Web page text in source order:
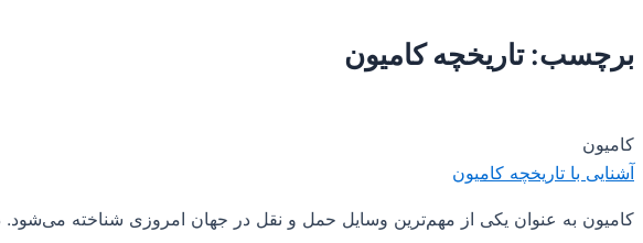
برچسب: تاریخچه کامیون
کامیون
آشنایی با تاریخچه کامیون
کامیون به عنوان یکی از مهم‌ترین وسایل حمل و نقل در جهان امروزی شناخته می‌شود.